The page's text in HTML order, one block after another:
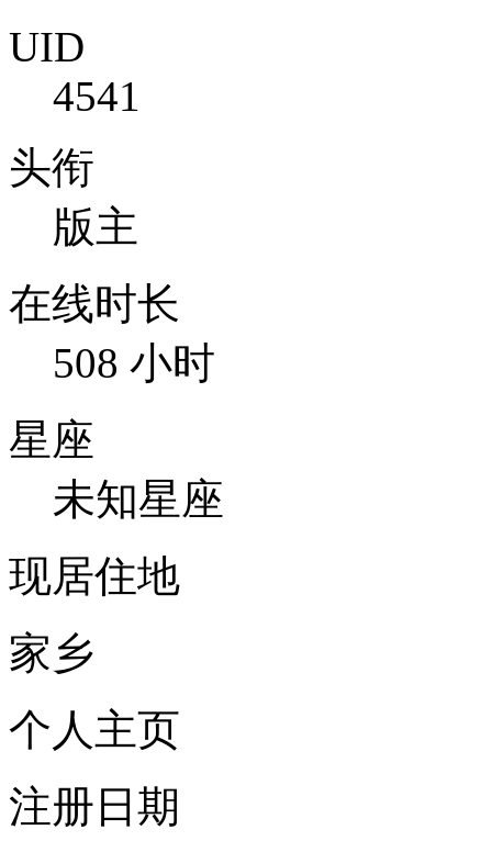
UID
4541
头衔
版主
在线时长
508 小时
星座
未知星座
现居住地
家乡
个人主页
注册日期